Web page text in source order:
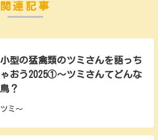
関連記事
小型の猛禽類のツミさんを語っち
ゃおう2025①～ツミさんてどんな
鳥？
ツミ～